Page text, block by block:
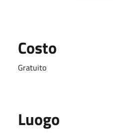
Costo
Gratuito
Luogo